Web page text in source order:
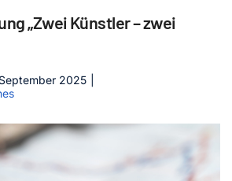
„Zwei Künstler – zwei
2025